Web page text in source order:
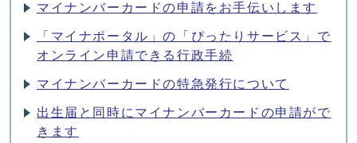
マイナンバーカードの申請をお手伝いします
「マイナポータル」の「ぴったりサービス」で
オンライン申請できる行政手続
マイナンバーカードの特急発行について
出生届と同時にマイナンバーカードの申請がで
きます